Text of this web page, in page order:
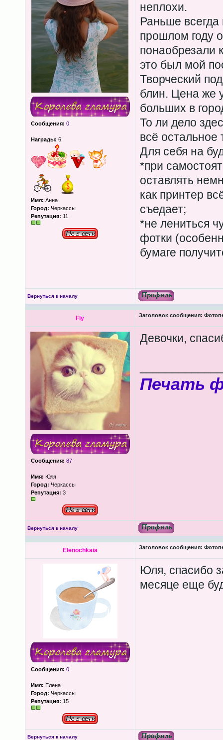
Сообщения: 0
Награды: 6
Имя: Анна
Город: Черкассы
Репутация: 11
неплохи.
Раньше всегда
прошлом году
понаобрезали
это был мой
Творческий
блин. Цена же
больших в
То ли дело
всё остальное
Для себя на
*при
оставлять
как принтер
съедает;
*не лениться
фотки
бумаге
Вернуться к началу
Fly Заголовок сообщения:
Сообщения: 87
Имя: Юля
Город: Черкассы
Репутация: 3
Девочки,
Печать
Вернуться к началу
Elenochkaia Заголовок сообщения:
Сообщения: 0
Имя: Елена
Город: Черкассы
Репутация: 15
Юля, спасибо
месяце еще
Вернуться к началу